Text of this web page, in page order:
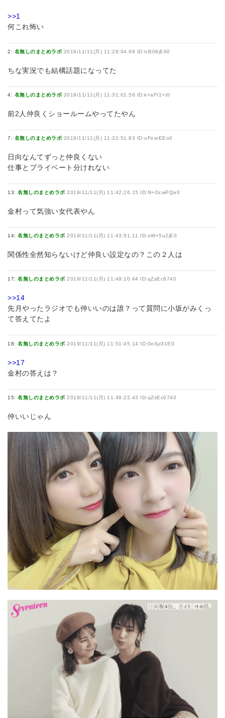
>>1
何これ怖い
2: 名無しのまとめラボ 2019/11/11(月) 11:28:04.99 ID:lcB08jE60
ちな実況でも結構話題になってた
4: 名無しのまとめラボ 2019/11/11(月) 11:31:01.58 ID:k+aFI1+r0
前2人仲良くショールームやってたやん
7: 名無しのまとめラボ 2019/11/11(月) 11:32:51.83 ID:oFesrEEo0
日向なんてずっと仲良くない
仕事とプライベート分けれない
13: 名無しのまとめラボ 2019/11/11(月) 11:42:26.15 ID:N+OcwPQa0
金村って気強い女代表やん
14: 名無しのまとめラボ 2019/11/11(月) 11:43:51.11 ID:oW+5u2jE0
関係性全然知らないけど仲良い設定なの？この２人は
17: 名無しのまとめラボ 2019/11/11(月) 11:49:10.44 ID:qZsEc6740
>>14
先月やったラジオでも仲いいのは誰？って質問に小坂がみくっ
て答えてたよ
18: 名無しのまとめラボ 2019/11/11(月) 11:51:45.14 ID:0eAjr31E0
>>17
金村の答えは？
15: 名無しのまとめラボ 2019/11/11(月) 11:48:22.43 ID:qZsEc6740
仲いいじゃん